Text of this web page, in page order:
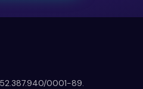
52.387.940/0001-89.